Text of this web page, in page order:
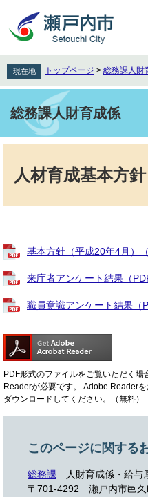
先
頭
を
飛
本
現在地 トップページ > 総務課人財
総務課人財育成係
人材育成基本方針
基本方針（平成20年4月）
来庁者アンケート結果（
職員意識アンケート結果（
PDF形式のファイルをご覧いただく
Readerが必要です。
Adobe Readerを
ダウンロードしてください。（無料）
このページに関する
総務課
人財育成係・給与
〒701-4292
瀬戸内市邑